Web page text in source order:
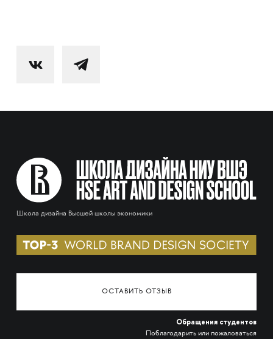
Школа дизайна Высшей школы экономики
ОСТАВИТЬ ОТЗЫВ
Обращения студентов
Поблагодарить или пожаловаться